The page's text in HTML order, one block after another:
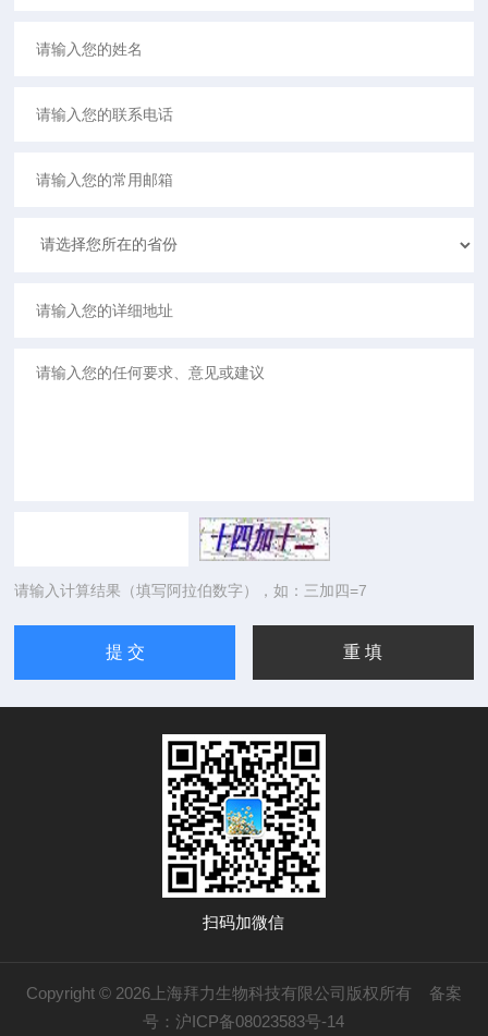
请输入计算结果（填写阿拉伯数字），如：三加四=7
扫码加微信
Copyright © 2026上海拜力生物科技有限公司版权所有 备案
号：沪ICP备08023583号-14